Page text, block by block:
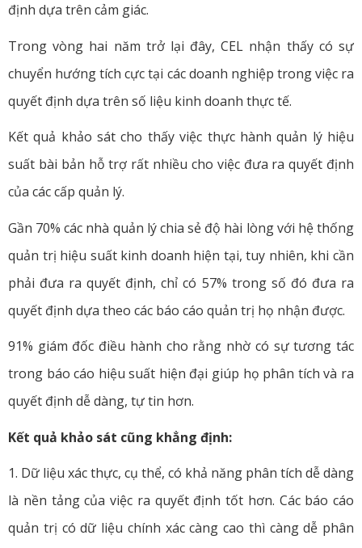
định dựa trên cảm giác.
Trong vòng hai năm trở lại đây, CEL nhận thấy có sự
chuyển hướng tích cực tại các doanh nghiệp trong việc ra
quyết định dựa trên số liệu kinh doanh thực tế.
Kết quả khảo sát cho thấy việc thực hành quản lý hiệu
suất bài bản hỗ trợ rất nhiều cho việc đưa ra quyết định
của các cấp quản lý.
Gần 70% các nhà quản lý chia sẻ độ hài lòng với hệ thống
quản trị hiệu suất kinh doanh hiện tại, tuy nhiên, khi cần
phải đưa ra quyết định, chỉ có 57% trong số đó đưa ra
quyết định dựa theo các báo cáo quản trị họ nhận được.
91% giám đốc điều hành cho rằng nhờ có sự tương tác
trong báo cáo hiệu suất hiện đại giúp họ phân tích và ra
quyết định dễ dàng, tự tin hơn.
Kết quả khảo sát cũng khẳng định:
1. Dữ liệu xác thực, cụ thể, có khả năng phân tích dễ dàng
là nền tảng của việc ra quyết định tốt hơn. Các báo cáo
quản trị có dữ liệu chính xác càng cao thì càng dễ phân